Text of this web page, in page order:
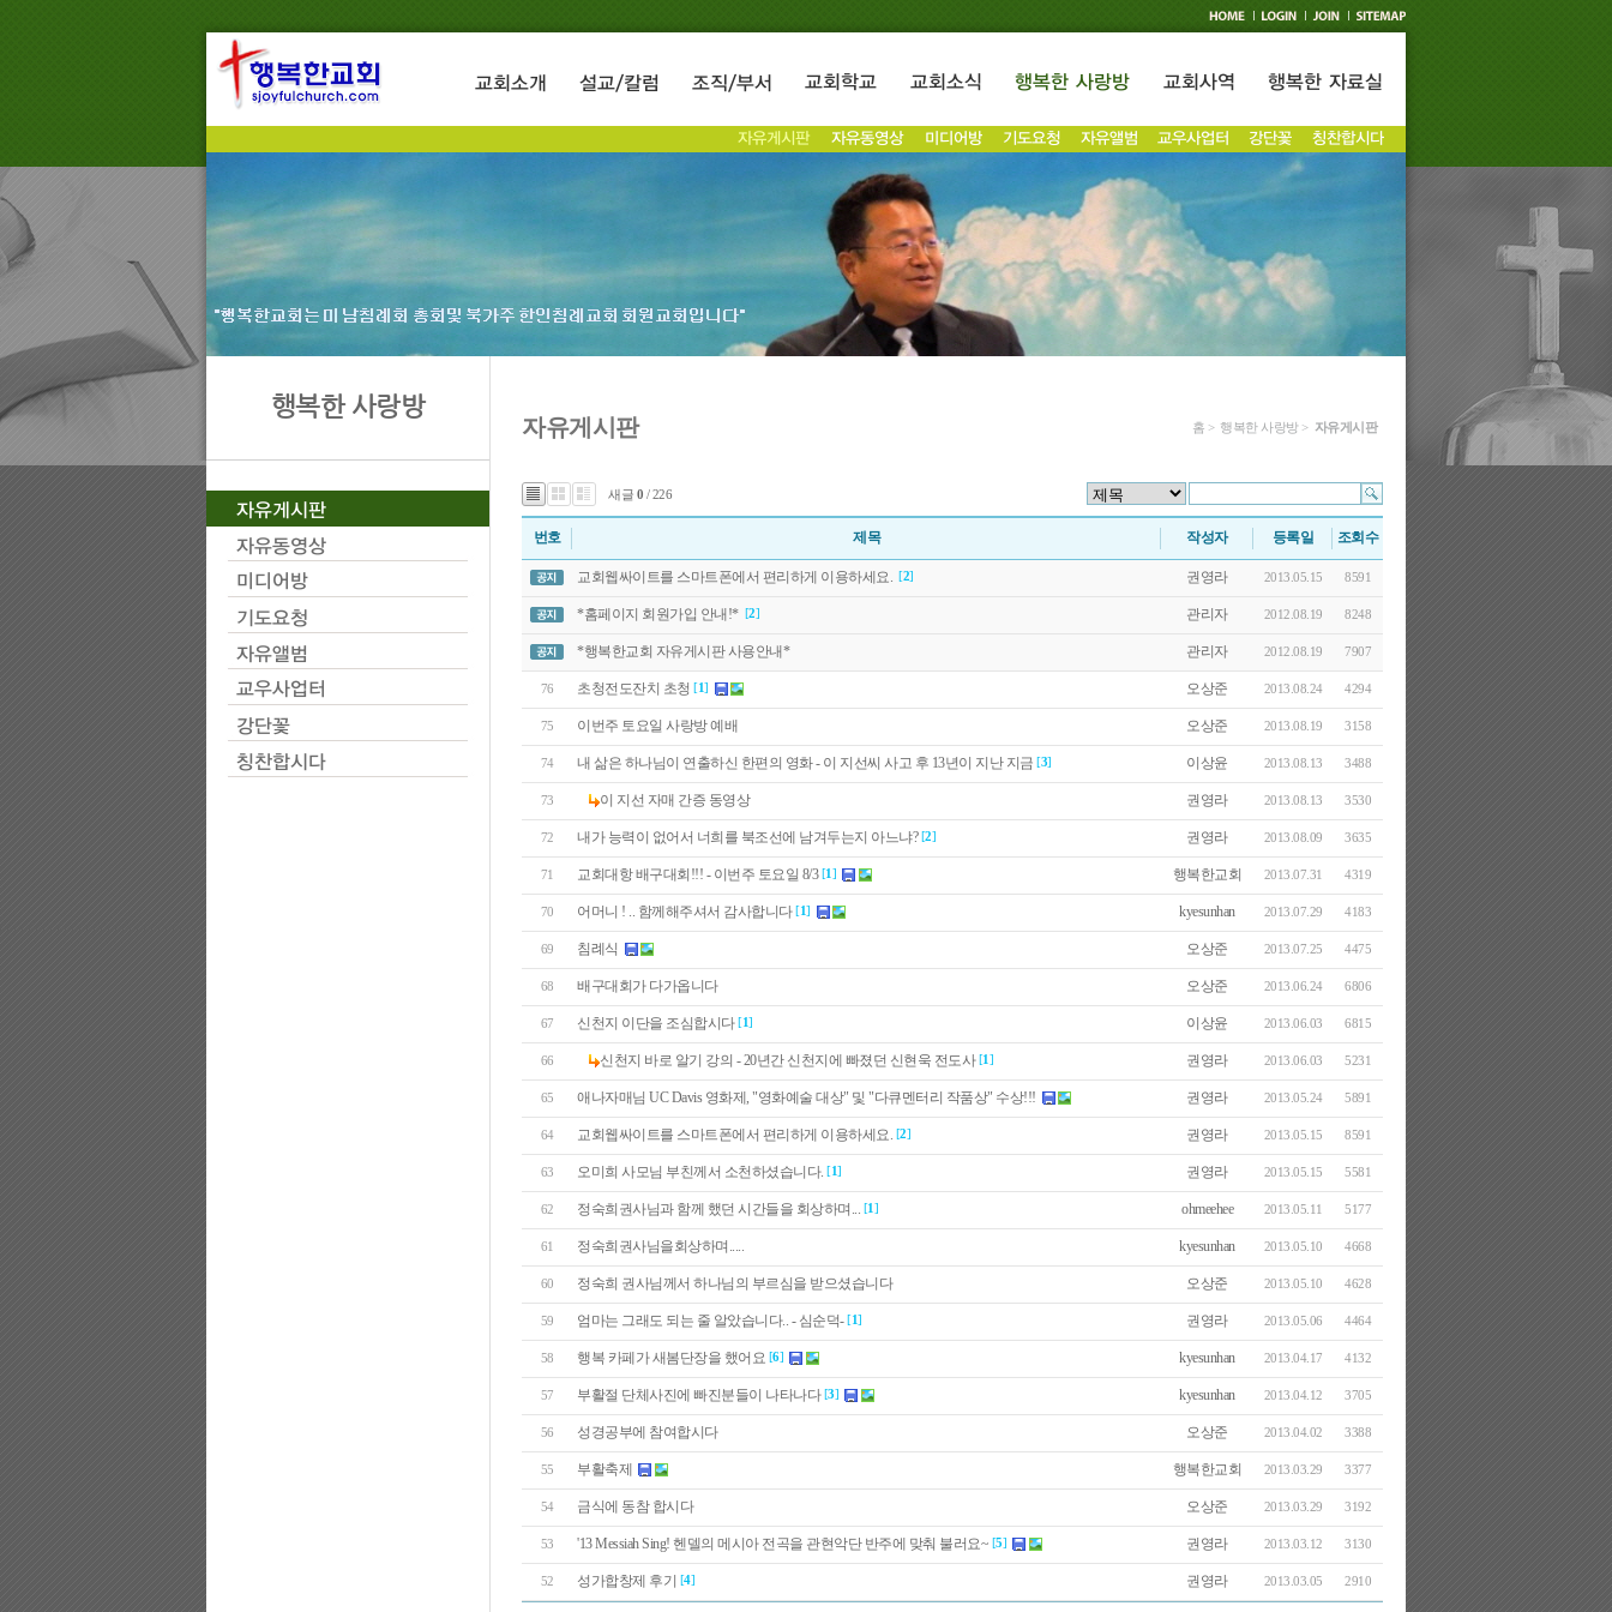
행복한 사랑방
자유게시판 홈 > 행복한 사랑방 > 자유게시판
새글 0 / 226
번호 제목 작성자 등록일 조회수
교회웹싸이트를 스마트폰에서 편리하게 이용하세요. [2] 권영라 2013.05.15 8591
*홈페이지 회원가입 안내!* [2] 관리자 2012.08.19 8248
*행복한교회 자유게시판 사용안내* 관리자 2012.08.19 7907
76 초청전도잔치 초청 [1] 오상준 2013.08.24 4294
75 이번주 토요일 사랑방 예배 오상준 2013.08.19 3158
74 내 삶은 하나님이 연출하신 한편의 영화 - 이 지선씨 사고 후 13년이 지난 지금 [3] 이상윤 2013.08.13 3488
73 이 지선 자매 간증 동영상 권영라 2013.08.13 3530
72 내가 능력이 없어서 너희를 북조선에 남겨두는지 아느냐? [2] 권영라 2013.08.09 3635
71 교회대항 배구대회!!! - 이번주 토요일 8/3 [1] 행복한교회 2013.07.31 4319
70 어머니 ! .. 함께해주셔서 감사합니다 [1] kyesunhan 2013.07.29 4183
69 침례식 오상준 2013.07.25 4475
68 배구대회가 다가옵니다 오상준 2013.06.24 6806
67 신천지 이단을 조심합시다 [1] 이상윤 2013.06.03 6815
66 신천지 바로 알기 강의 - 20년간 신천지에 빠졌던 신현욱 전도사 [1] 권영라 2013.06.03 5231
65 애나자매님 UC Davis 영화제, "영화예술 대상" 및 "다큐멘터리 작품상" 수상!!! 권영라 2013.05.24 5891
64 교회웹싸이트를 스마트폰에서 편리하게 이용하세요. [2] 권영라 2013.05.15 8591
63 오미희 사모님 부친께서 소천하셨습니다. [1] 권영라 2013.05.15 5581
62 정숙희권사님과 함께 했던 시간들을 회상하며... [1] ohmeehee 2013.05.11 5177
61 정숙희권사님을회상하며..... kyesunhan 2013.05.10 4668
60 정숙희 권사님께서 하나님의 부르심을 받으셨습니다 오상준 2013.05.10 4628
59 엄마는 그래도 되는 줄 알았습니다.. - 심순덕- [1] 권영라 2013.05.06 4464
58 행복 카페가 새봄단장을 했어요 [6] kyesunhan 2013.04.17 4132
57 부활절 단체사진에 빠진분들이 나타나다 [3] kyesunhan 2013.04.12 3705
56 성경공부에 참여합시다 오상준 2013.04.02 3388
55 부활축제 행복한교회 2013.03.29 3377
54 금식에 동참 합시다 오상준 2013.03.29 3192
53 '13 Messiah Sing! 헨델의 메시아 전곡을 관현악단 반주에 맞춰 불러요~ [5] 권영라 2013.03.12 3130
52 성가합창제 후기 [4] 권영라 2013.03.05 2910